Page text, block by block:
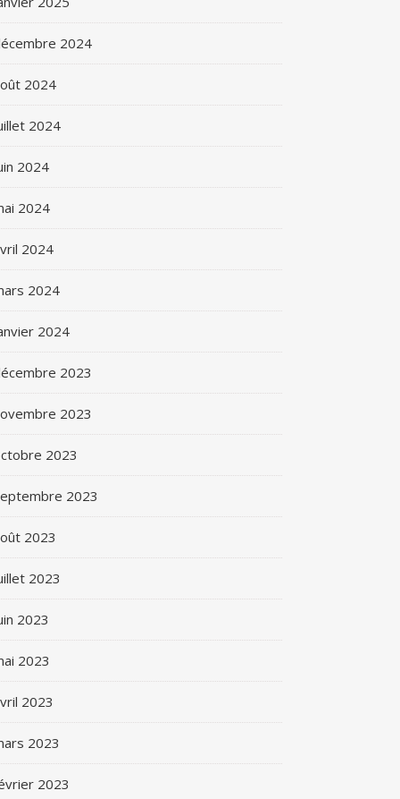
2024
2024
2024
2024
2024
2024
2024
2024
2023
2023
2023
2023
2023
2023
2023
2023
2023
2023
2023